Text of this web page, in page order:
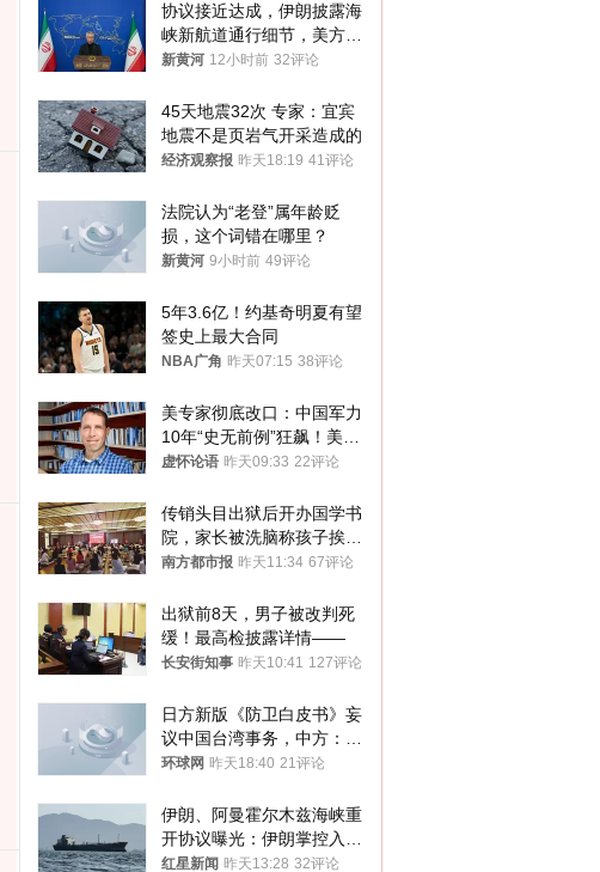
协议接近达成，伊朗披露海
峡新航道通行细节，美方再
提“倒计时”
新黄河 12小时前 32评论
45天地震32次 专家：宜宾
地震不是页岩气开采造成的
经济观察报 昨天18:19 41评论
法院认为“老登”属年龄贬
损，这个词错在哪里？
新黄河 9小时前 49评论
5年3.6亿！约基奇明夏有望
签史上最大合同
NBA广角 昨天07:15 38评论
美专家彻底改口：中国军力
10年“史无前例”狂飙！美军
真慌了
虚怀论语 昨天09:33 22评论
传销头目出狱后开办国学书
院，家长被洗脑称孩子挨打
才有效果
南方都市报 昨天11:34 67评论
出狱前8天，男子被改判死
缓！最高检披露详情——
长安街知事 昨天10:41 127评论
日方新版《防卫白皮书》妄
议中国台湾事务，中方：强
烈不满、坚决反对，已向日
环球网 昨天18:40 21评论
伊朗、阿曼霍尔木兹海峡重
开协议曝光：伊朗掌控入湾
航道，与阿曼平分“服务费”
红星新闻 昨天13:28 32评论